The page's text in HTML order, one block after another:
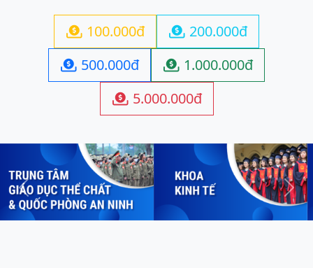
 100.000đ  200.000đ
 500.000đ  1.000.000đ
 5.000.000đ
Previous Next